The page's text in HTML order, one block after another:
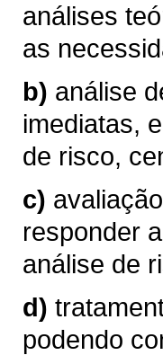
análises
as
b) análise
imediatas,
de risco,
c)
responder
análise de
d)
podendo